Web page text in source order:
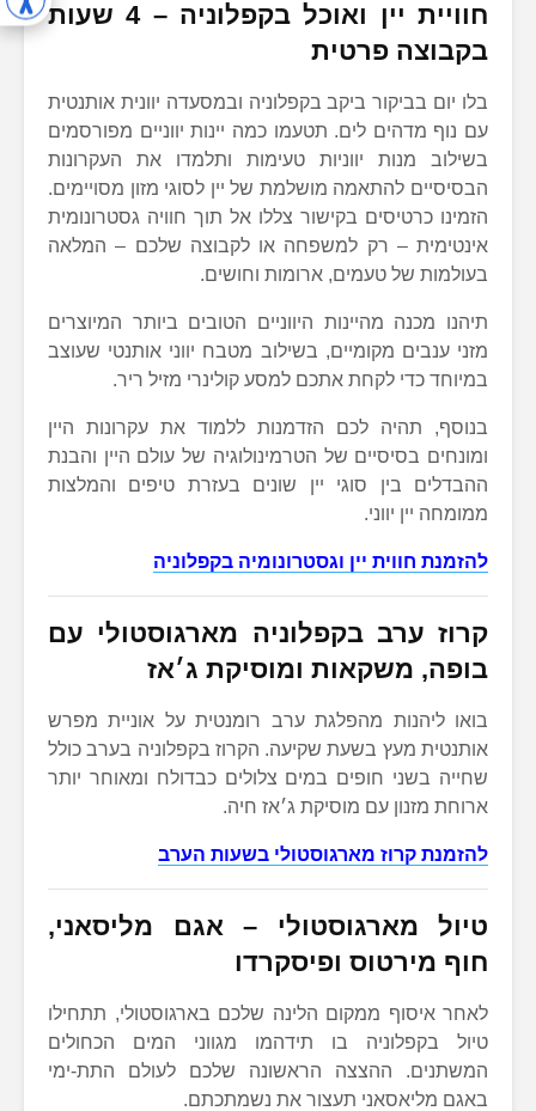
חוויית יין ואוכל בקפלוניה – 4 שעות
בקבוצה פרטית
בלו יום בביקור ביקב בקפלוניה ובמסעדה יוונית אותנטית
עם נוף מדהים לים. תטעמו כמה יינות יווניים מפורסמים
בשילוב מנות יווניות טעימות ותלמדו את העקרונות
הבסיסיים להתאמה מושלמת של יין לסוגי מזון מסויימים.
הזמינו כרטיסים בקישור צללו אל תוך חוויה גסטרונומית
אינטימית – רק למשפחה או לקבוצה שלכם – המלאה
בעולמות של טעמים, ארומות וחושים.
תיהנו מכנה מהיינות היווניים הטובים ביותר המיוצרים
מזני ענבים מקומיים, בשילוב מטבח יווני אותנטי שעוצב
במיוחד כדי לקחת אתכם למסע קולינרי מזיל ריר.
בנוסף, תהיה לכם הזדמנות ללמוד את עקרונות היין
ומונחים בסיסיים של הטרמינולוגיה של עולם היין והבנת
ההבדלים בין סוגי יין שונים בעזרת טיפים והמלצות
ממומחה יין יווני.
להזמנת חווית יין וגסטרונומיה בקפלוניה
קרוז ערב בקפלוניה מארגוסטולי עם
בופה, משקאות ומוסיקת ג׳אז
בואו ליהנות מהפלגת ערב רומנטית על אוניית מפרש
אותנטית מעץ בשעת שקיעה. הקרוז בקפלוניה בערב כולל
שחייה בשני חופים במים צלולים כבדולח ומאוחר יותר
ארוחת מזנון עם מוסיקת ג׳אז חיה.
להזמנת קרוז מארגוסטולי בשעות הערב
טיול מארגוסטולי – אגם מליסאני,
חוף מירטוס ופיסקרדו
לאחר איסוף ממקום הלינה שלכם בארגוסטולי, תתחילו
טיול בקפלוניה בו תידהמו מגווני המים הכחולים
המשתנים. ההצצה הראשונה שלכם לעולם התת-ימי
באגם מליאסאני תעצור את נשמתכתם.